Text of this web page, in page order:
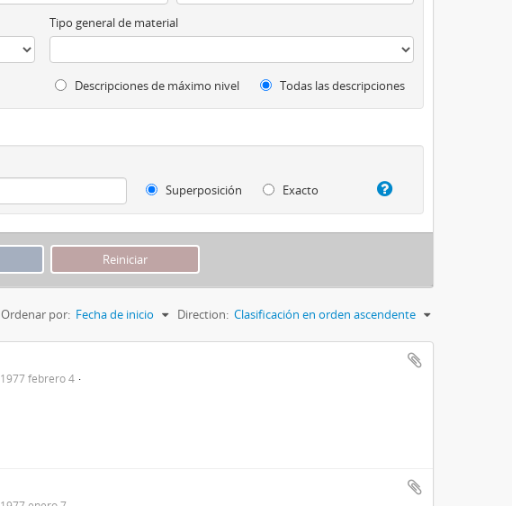
Tipo general de material
Descripciones de máximo nivel Todas las descripciones
Superposición
Exacto
Ordenar por: Fecha de inicio Direction: Clasificación en orden ascendente
1977 febrero 4